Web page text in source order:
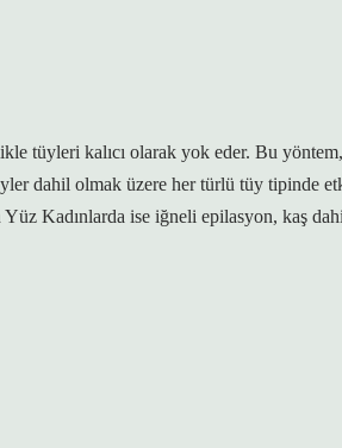
tüyleri kalıcı olarak yok eder. Bu
dahil olmak üzere her türlü tüy tipinde
Kadınlarda ise iğneli epilasyon, kaş